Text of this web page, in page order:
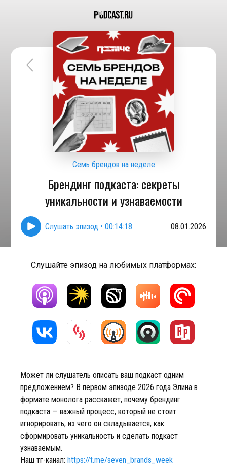
Семь брендов на неделе
Брендинг подкаста: секреты
уникальности и узнаваемости
Слушать эпизод • 00:14:18 08.01.2026
Слушайте эпизод на любимых платформах:
Может ли слушатель описать ваш подкаст одним
предложением? В первом эпизоде 2026 года Элина в
формате монолога расскажет, почему брендинг
подкаста — важный процесс, который не стоит
игнорировать, из чего он складывается, как
сформировать уникальность и сделать подкаст
узнаваемым.
Наш тг-канал: https://t.me/seven_brands_week